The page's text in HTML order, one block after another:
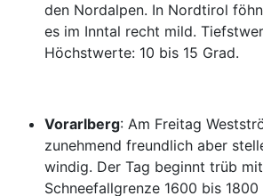
den Nordalpen. In Nordtirol
es im Inntal recht mild.
Höchstwerte: 10 bis 15 Grad.
Vorarlberg: Am Freitag
zunehmend freundlich aber
windig. Der Tag beginnt trüb mit
Schneefallgrenze 1600 bis